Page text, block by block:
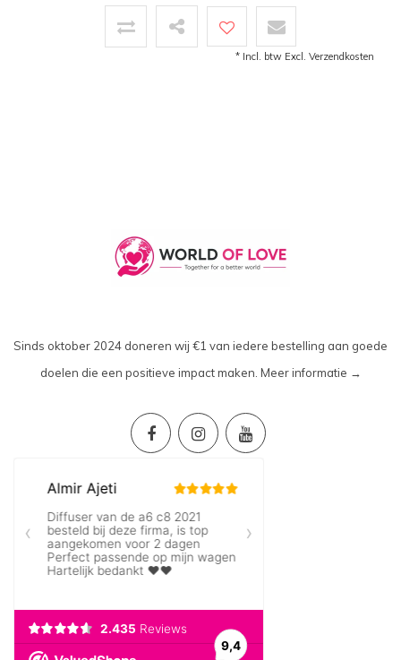
* Incl. btw Excl. Verzendkosten
Sinds oktober 2024 doneren wij €1 van iedere bestelling aan goede
doelen die een positieve impact maken. Meer informatie →